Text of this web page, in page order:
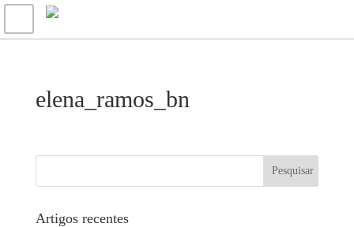
elena_ramos_bn
Artigos recentes